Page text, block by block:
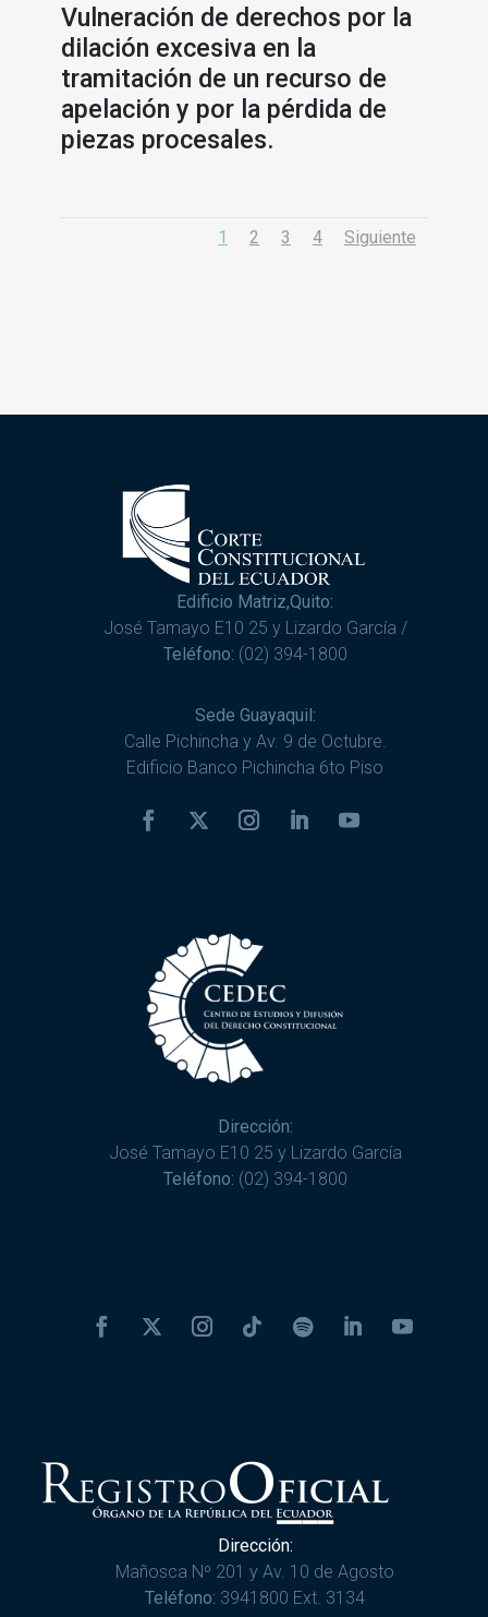
Vulneración de derechos por la
dilación excesiva en la
tramitación de un recurso de
apelación y por la pérdida de
piezas procesales.
1 2 3 4 Siguiente
Edificio Matriz,Quito:
José Tamayo E10 25 y Lizardo García /
Teléfono: (02) 394-1800
Sede Guayaquil:
Calle Pichincha y Av. 9 de Octubre.
Edificio Banco Pichincha 6to Piso
Dirección:
José Tamayo E10 25 y Lizardo García
Teléfono: (02) 394-1800
Dirección:
Mañosca Nº 201 y Av. 10 de Agosto
Teléfono: 3941800 Ext. 3134